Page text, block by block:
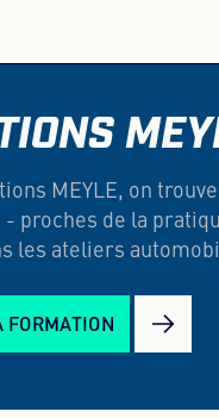
MEYLE, on
proches de la
les ateliers
FORMATION